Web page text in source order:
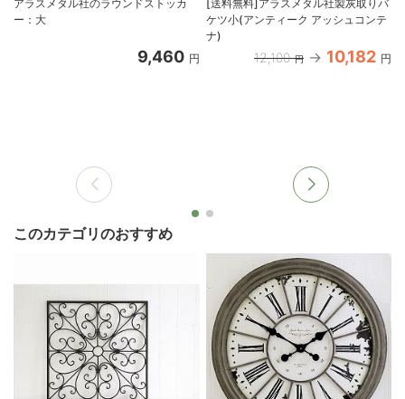
アラスメタル社のラウンドストッカ
ー：大
9,460 円
[送料無料]アラスメタル社製灰取りバ
ケツ小(アンティーク アッシュコンテ
ナ)
12,100 円 10,182 円
このカテゴリのおすすめ